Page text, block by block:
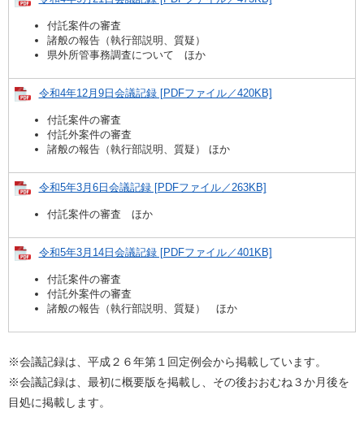
付託案件の審査
諸般の報告（執行部説明、質疑）
県外所管事務調査について ほか
令和4年12月9日会議記録 [PDFファイル／420KB]
付託案件の審査
付託外案件の審査
諸般の報告（執行部説明、質疑） ほか
令和5年3月6日会議記録 [PDFファイル／263KB]
付託案件の審査 ほか
令和5年3月14日会議記録 [PDFファイル／401KB]
付託案件の審査
付託外案件の審査
諸般の報告（執行部説明、質疑） ほか
※会議記録は、平成２６年第１回定例会から掲載しています。
※会議記録は、最初に概要版を掲載し、その後おおむね３か月後を
目処に掲載します。